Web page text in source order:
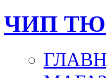
ЧИП